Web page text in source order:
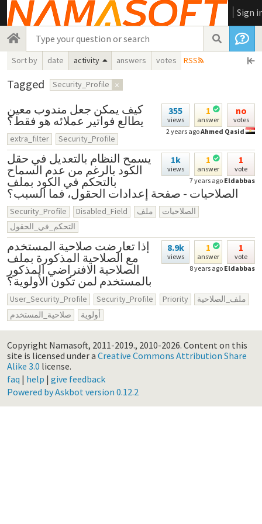
Sign
Sort by date activity answers votes RSS
Tagged Security_Profile ×
355
views
1
answer
no
votes
2 years agoAhmed Qasid
كيف يمكن جعل مندوب معين
يطالع فواتير عملائه هو فقط؟
extra_filter Security_Profile
1k
views
1
answer
1
vote
7 years ago Eldabbas
يسمح النظام بالتعديل في حقل
الكود بالرغم من عدم السماح
بالتحكم في الكود بملف
الصلاحيات - صفحة إعدادات الحقول، فما السبب؟
Security_Profile Disabled_Field ملف
الصلاحيات
التحكم_في_الحقول
8.9k
views
1
answer
1
vote
8 years ago Eldabbas
إذا تعارضت صلاحية المستخدم
مع الصلاحية المذكورة بملف
الصلاحية الافتراضي المذكور
بالمستخدم لمن تكون الأولوية؟
User_Security_Profile Security_Profile Priority
ملف_الصلاحية
صلاحية_المستخدم
أولوية
Copyright Namasoft, 2011-2019., 2010-2026. Content on this
site is licensed under a Creative Commons Attribution Share
Alike 3.0 license.
faq | help | give feedback
Powered by Askbot version 0.12.2